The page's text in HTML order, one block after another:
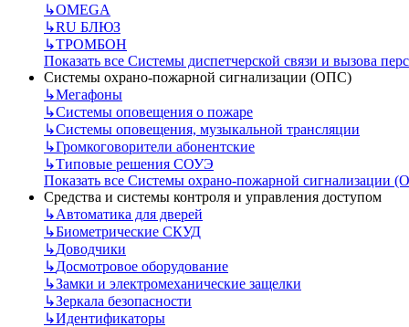
↳OMEGA
↳RU БЛЮЗ
↳ТРОМБОН
Показать все Системы диспетчерской связи и вызова
Системы охрано-пожарной сигнализации (ОПС)
↳Мегафоны
↳Системы оповещения о пожаре
↳Системы оповещения, музыкальной трансляции
↳Громкоговорители абонентские
↳Типовые решения СОУЭ
Показать все Системы охрано-пожарной сигнализации
Средства и системы контроля и управления доступом
↳Автоматика для дверей
↳Биометрические СКУД
↳Доводчики
↳Досмотровое оборудование
↳Замки и электромеханические защелки
↳Зеркала безопасности
↳Идентификаторы